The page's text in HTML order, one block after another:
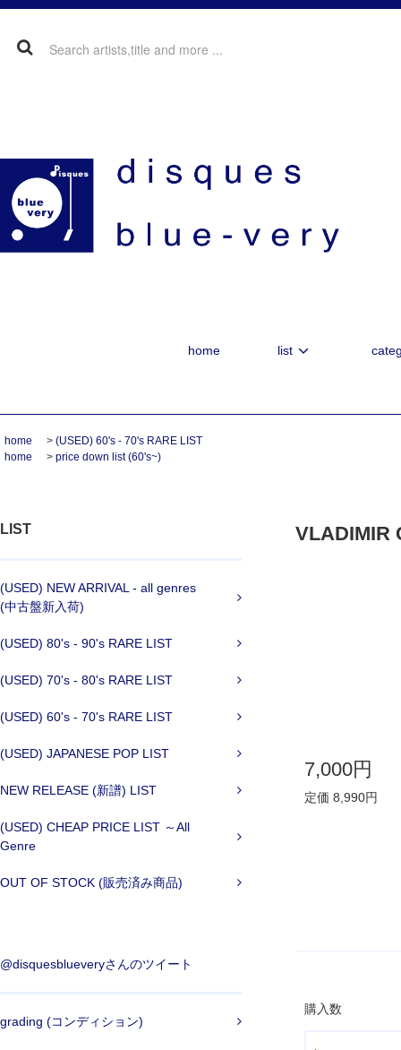
home list
home > (USED) 60's - 70's RARE LIST
home
> price down list (60's~)
LIST
(USED) NEW ARRIVAL - all genres
(中古盤新入荷)
(USED) 80's - 90's RARE LIST
(USED) 70's - 80's RARE LIST
(USED) 60's - 70's RARE LIST
(USED) JAPANESE POP LIST
NEW RELEASE (新譜) LIST
(USED) CHEAP PRICE LIST ～All
Genre
OUT OF STOCK (販売済み商品)
@disquesblueveryさんのツイート
grading (コンディション)
VLADIMIR
7,000円
定価 8,990円
購入数